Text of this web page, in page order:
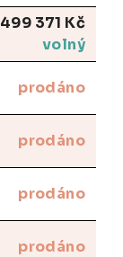
499 371 Kč
volný
prodáno
prodáno
prodáno
prodáno